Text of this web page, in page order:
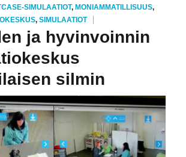
AVAINSANAT
CASE-SIMULAATIOT, MONIAMMATILLISUUS,
,SIMULAATIOT
ja hyvinvoinnin
silmin